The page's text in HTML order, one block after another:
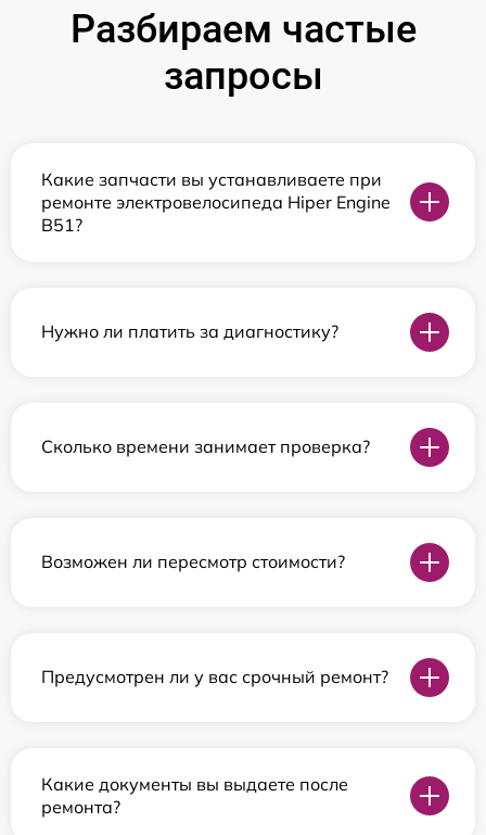
Разбираем частые
запросы
Какие запчасти вы устанавливаете при
ремонте электровелосипеда Hiper Engine
B51?
Нужно ли платить за диагностику?
Сколько времени занимает проверка?
Возможен ли пересмотр стоимости?
Предусмотрен ли у вас срочный ремонт?
Какие документы вы выдаете после
ремонта?